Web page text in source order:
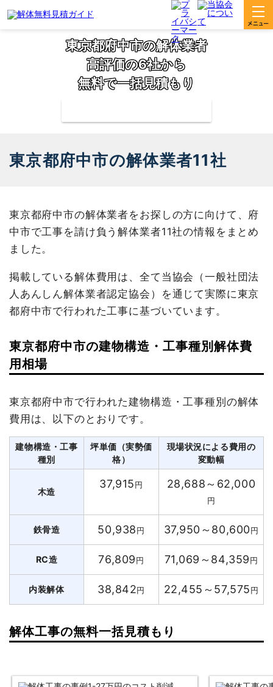
東京都府中市の解体業者
高評価の6社から
無料で一括見積もり
東京都府中市の解体業者11社
東京都府中市の解体業者をお探しの方に向けて、府
中市で工事を請け負う解体業者11社の情報をまとめ
ました。
掲載している解体費用は、全て当協会（一般社団法
人あんしん解体業者認定協会）を通じて実際に東京
都府中市で行われた工事に基づいています。
東京都府中市の建物構造・工事種別解体費
用相場
東京都府中市で行われた建物構造・工事種別の解体
費用は、以下のとおりです。
建物構造・工事
種別
坪単価（実勢価
格）
現場状況による費用の
変動幅
木造
37,915円 28,688～62,000
円
鉄骨造 50,938円 37,950～80,600円
RC造 76,809円 71,069～84,359円
内装解体 38,842円 22,455～57,575円
解体工事の無料一括見積もり